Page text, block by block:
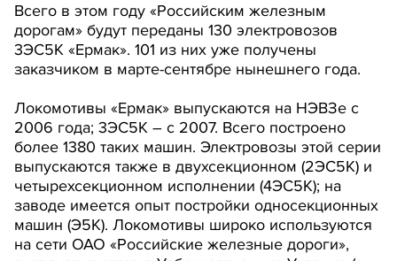
Всего в этом году «Российским железным
дорогам» будут переданы 130 электровозов
3ЭС5К «Ермак». 101 из них уже получены
заказчиком в марте-сентябре нынешнего года.
Локомотивы «Ермак» выпускаются на НЭВЗе с
2006 года; 3ЭС5К – с 2007. Всего построено
более 1380 таких машин. Электровозы этой серии
выпускаются также в двухсекционном (2ЭС5К) и
четырехсекционном исполнении (4ЭС5К); на
заводе имеется опыт постройки односекционных
машин (Э5К). Локомотивы широко используются
на сети ОАО «Российские железные дороги»,